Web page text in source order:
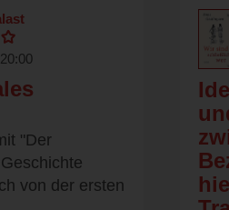
"Der
von der ersten